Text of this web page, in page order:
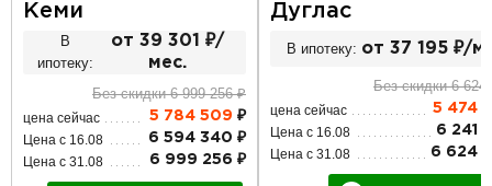
Кеми
В
ипотеку:
от 39 301 ₽/
мес.
Без скидки 6 999 256 ₽
цена сейчас 5 784 509 ₽
Цена с 16.08 6 594 340 ₽
Цена с 31.08 6 999 256 ₽
Дуглас
В ипотеку: от 37 195 ₽/
Без скидки 6 624
цена сейчас 5 474
Цена с 16.08 6 241
Цена с 31.08 6 624